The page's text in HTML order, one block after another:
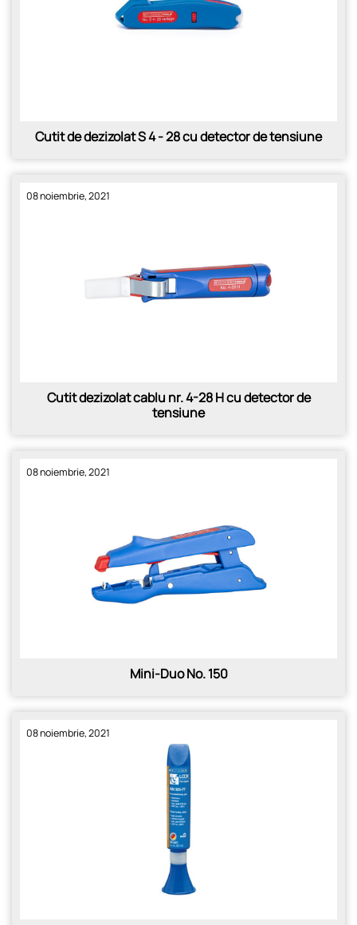
Cutit de dezizolat S 4 - 28 cu detector de tensiune
08 noiembrie, 2021
Cutit dezizolat cablu nr. 4-28 H cu detector de
tensiune
08 noiembrie, 2021
Mini-Duo No. 150
08 noiembrie, 2021